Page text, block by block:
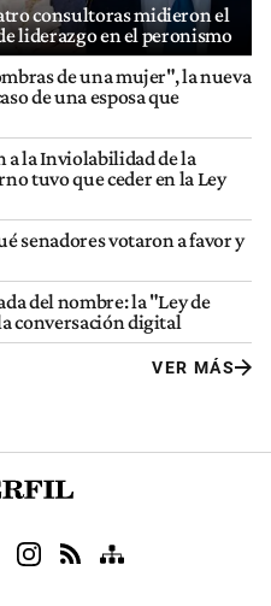
consultoras midieron el
liderazgo en el peronismo
de una mujer", la nueva
de una esposa que
a la Inviolabilidad de la
tuvo que ceder en la Ley
senadores votaron a favor y
del nombre: la "Ley de
conversación digital
VER MÁS